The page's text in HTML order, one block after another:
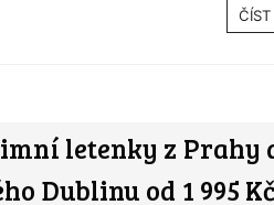
ČÍST
letenky z Prahy
Dublinu od 1 995 Kč